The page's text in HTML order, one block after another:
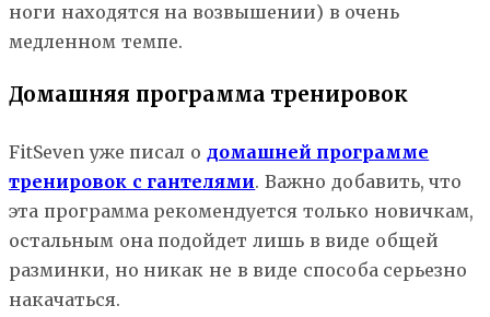
ноги находятся на возвышении) в очень
медленном темпе.
Домашняя программа тренировок
FitSeven уже писал о домашней программе
тренировок с гантелями. Важно добавить, что
эта программа рекомендуется только новичкам,
остальным она подойдет лишь в виде общей
разминки, но никак не в виде способа серьезно
накачаться.